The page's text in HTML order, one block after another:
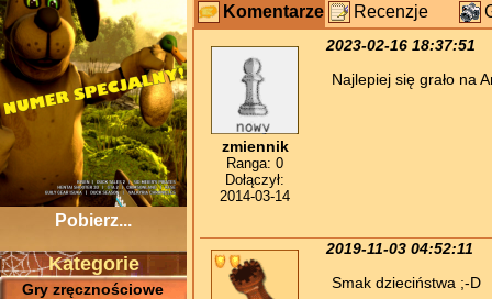
Pobierz...
Kategorie
Gry zręcznościowe
Komentarze Recenzje
zmiennik
Ranga: 0
Dołączył:
2014-03-14
2023-02-16 18:37:51
Najlepiej się grało na
2019-11-03 04:52:11
Smak dzieciństwa ;-D